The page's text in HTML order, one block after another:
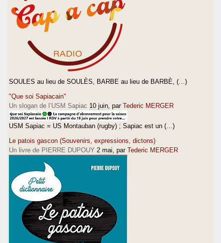
SOULES au lieu de SOULÈS, BARBE au lieu de BARBÈ, (…)
"Que soi Sapiacain"
Un slogan de l’USM Sapiac 10 juin , par Tederic MERGER
USM Sapiac = US Montauban (rugby) ; Sapiac est un (…)
Le patois gascon (Souvenirs, expressions, dictons)
Un livre de PIERRE DUPOUY 2 mai , par Tederic MERGER